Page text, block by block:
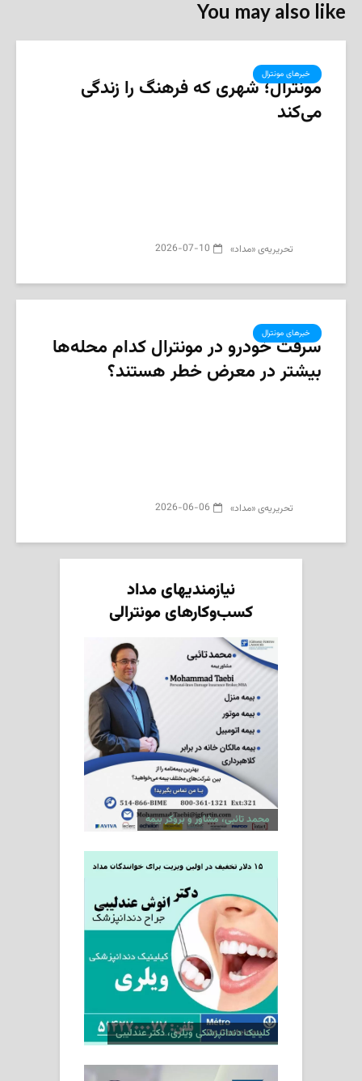
You may also like
‌ خبرهای مونترال
مونترال؛ شهری که فرهنگ را زندگی
می‌کند
تحریریه‌ی «مداد» 2026-07-10
‌ خبرهای مونترال
سرقت خودرو در مونترال کدام محله‌ها
بیشتر در معرض خطر هستند؟
تحریریه‌ی «مداد» 2026-06-06
نیازمندیهای مداد
کسب‌وکارهای مونترالی
محمد تائبی، مشاور و بروکر بیمه
کلینیک دندانپزشکی ویلری، دکتر عندلیبی